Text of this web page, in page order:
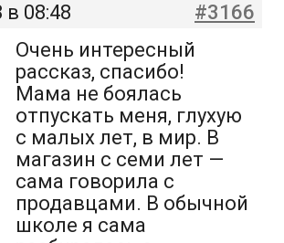
в 08:48
#3166
Очень интересный
рассказ, спасибо!
Мама не боялась
отпускать меня, глухую
с малых лет, в мир. В
магазин с семи лет —
сама говорила с
продавцами. В обычной
школе я сама